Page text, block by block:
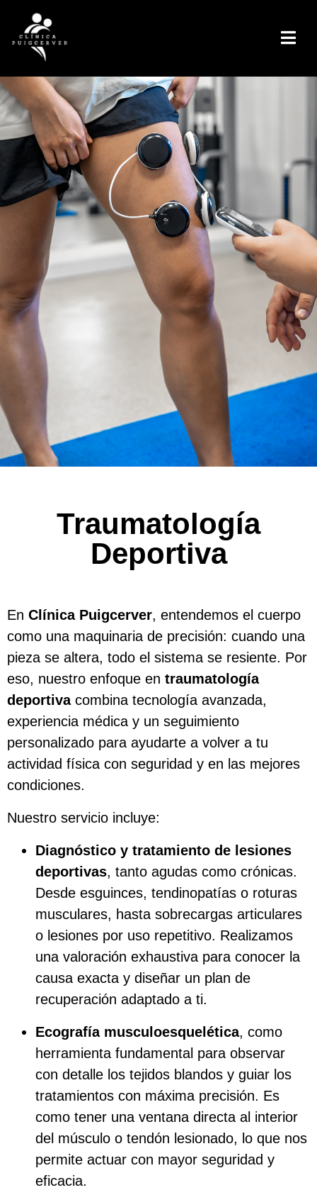
Traumatología
Deportiva
En Clínica Puigcerver, entendemos el cuerpo
como una maquinaria de precisión: cuando una
pieza se altera, todo el sistema se resiente. Por
eso, nuestro enfoque en traumatología
deportivacombina tecnología avanzada,
experiencia médica y un seguimiento
personalizado para ayudarte a volver a tu
actividad física con seguridad y en las mejores
condiciones.
Nuestro servicio incluye:
Diagnóstico y tratamiento de lesiones
deportivas, tanto agudas como crónicas.
Desde esguinces, tendinopatías o roturas
musculares, hasta sobrecargas articulares
o lesiones por uso repetitivo. Realizamos
una valoración exhaustiva para conocer la
causa exacta y diseñar un plan de
recuperación adaptado a ti.
Ecografía musculoesquelética, como
herramienta fundamental para observar
con detalle los tejidos blandos y guiar los
tratamientos con máxima precisión. Es
como tener una ventana directa al interior
del músculo o tendón lesionado, lo que nos
permite actuar con mayor seguridad y
eficacia.